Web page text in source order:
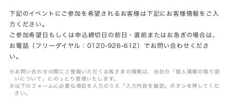
下記のイベントにご参加を希望されるお客様は下記にお客様情報をご入
力ください。
ご参加希望日もしくは申込締切日の前日・直前またはお急ぎの場合は、
お電話（フリーダイヤル：0120-926-612）でお問い合わせくださ
い。
※お問い合わせの際にご登録いただくお客さまの情報は、当社の「個人情報の取り扱
いについて」にのっとり管理いたします。
※以下のフォームに必要な項目を入力のうえ「入力内容を確認」ボタンを押してくだ
さい。